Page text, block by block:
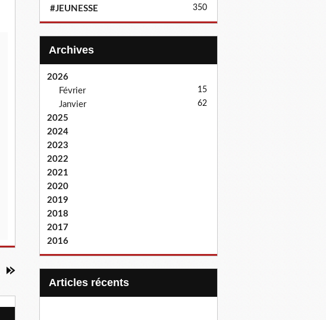
#JEUNESSE 350
Archives
2026
Février
15
Janvier 62
2025
2024
2023
2022
2021
2020
2019
2018
2017
2016
articles récents